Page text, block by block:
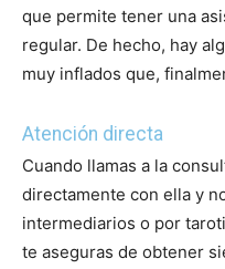
que permite tener una
regular. De hecho, hay
muy inflados que,
Atención directa
Cuando llamas a la
directamente con ella y
intermediarios o por
te aseguras de obtener